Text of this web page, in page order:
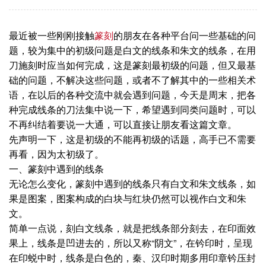
最近被一些刚刚接触篆刻的朋友在各种平台问一些基础的问
题，较为集中的初级问题是白文的线条和朱文的线条，在用
刀施刻时应当如何完成，这是篆刻最初级的问题，但又最基
础的问题，不解决这些问题，或者不了解其中的一些相关术
语，在以后的各种交流中就会遇到问题，今天是周末，把各
种完成线条的刀法集中说一下，希望遇到同类问题时，可以
不再纠结着要说一大通，可以直接让朋友看这篇文章。
先声明一下，这是初级的不能再初级的话题，高手已不需要
再看，因为太初级了。
一、篆刻中遇到的线条
无论怎么变化，篆刻中遇到的线条只有白文和朱文线条，如
果是图案，图案构成的白块与红块仍然可以视作白文和朱
文。
简单一点说，刻白文线条，就是把线条部分刻去，在印面效
果上，线条是凹进去的，所以又称“阴文”，在钤印时，呈现
在印蜕中时，线条是白色的，秦、汉印时期多用印章钤压封